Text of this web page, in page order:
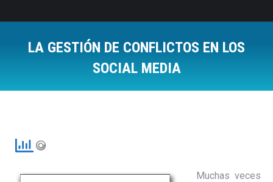
LA GESTIÓN DE CONFLICTOS EN LOS
SOCIAL MEDIA
Muchas veces